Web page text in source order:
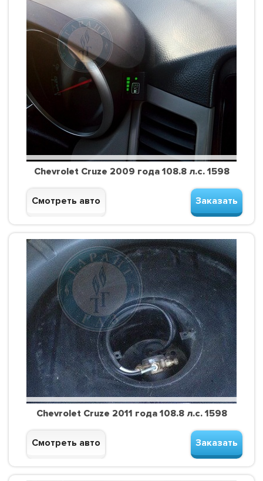
Chevrolet Cruze 2009 года 108.8 л.с. 1598
Смотреть авто Заказать
Chevrolet Cruze 2011 года 108.8 л.с. 1598
Смотреть авто Заказать